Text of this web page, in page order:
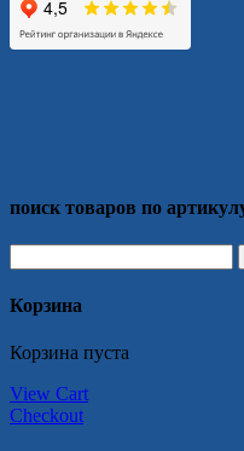
поиск товаров по
Корзина
Корзина пуста
View Cart
Checkout